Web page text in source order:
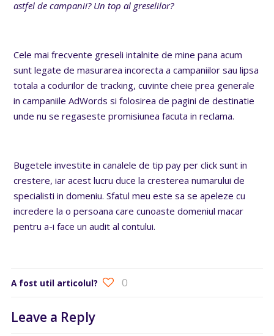
astfel de campanii? Un top al greselilor?
Cele mai frecvente greseli intalnite de mine pana acum
sunt legate de masurarea incorecta a campaniilor sau lipsa
totala a codurilor de tracking, cuvinte cheie prea generale
in campaniile AdWords si folosirea de pagini de destinatie
unde nu se regaseste promisiunea facuta in reclama.
Bugetele investite in canalele de tip pay per click sunt in
crestere, iar acest lucru duce la cresterea numarului de
specialisti in domeniu. Sfatul meu este sa se apeleze cu
incredere la o persoana care cunoaste domeniul macar
pentru a-i face un audit al contului.
A fost util articolul? 0
Leave a Reply